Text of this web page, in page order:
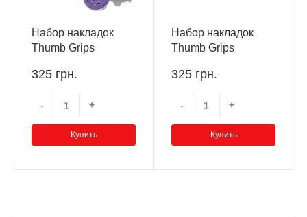
Набор накладок
Thumb Grips
Purple Xbox
325 грн.
- +
Купить
Набор накладок
Thumb Grips
White Xbox
325 грн.
- +
Купить